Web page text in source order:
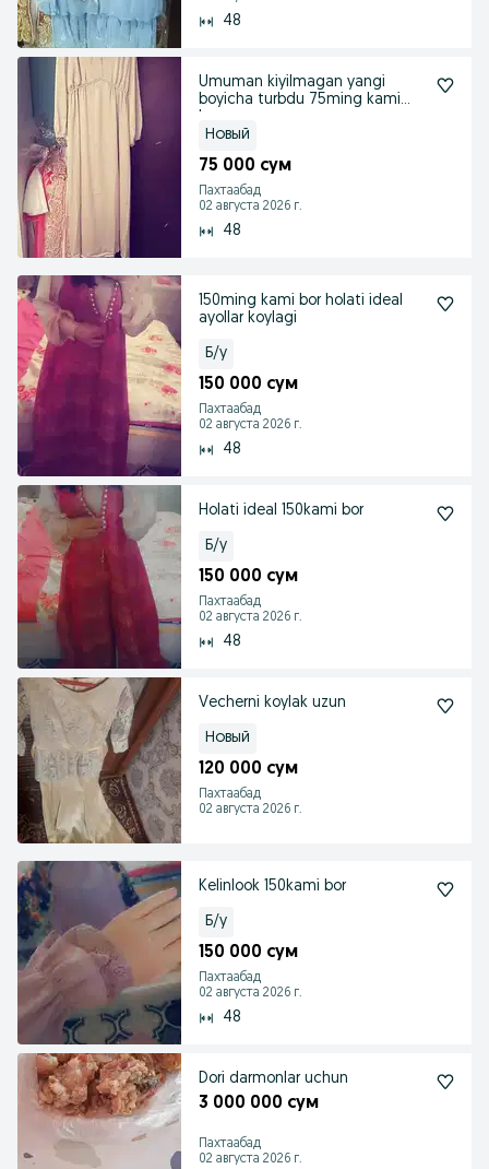
48
Umuman kiyilmagan yangi
boyicha turbdu 75ming kami
Новый
75 000 сум
Пахтаабад
02 августа 2026 г.
48
150ming kami bor holati ideal
ayollar koylagi
Б/у
150 000 сум
Пахтаабад
02 августа 2026 г.
48
Holati ideal 150kami bor
Б/у
150 000 сум
Пахтаабад
02 августа 2026 г.
48
Vecherni koylak uzun
Новый
120 000 сум
Пахтаабад
02 августа 2026 г.
Kelinlook 150kami bor
Б/у
150 000 сум
Пахтаабад
02 августа 2026 г.
48
Dori darmonlar uchun
3 000 000 сум
Пахтаабад
02 августа 2026 г.